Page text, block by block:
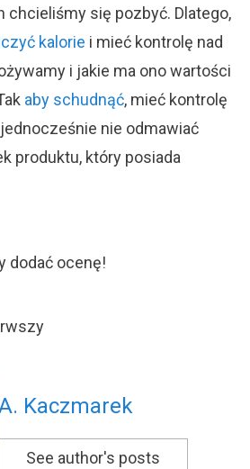
chcieliśmy się pozbyć. Dlatego,
kalorie i mieć kontrolę nad
i jakie ma ono wartości
aby schudnąć, mieć kontrolę
nie odmawiać
produktu, który posiada
dodać ocenę!
Kaczmarek
See author's posts